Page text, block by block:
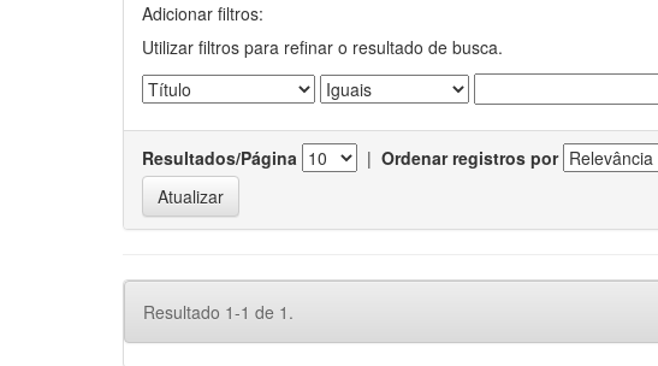
Adicionar filtros:
Utilizar filtros para refinar o resultado de busca.
Resultados/Página | Ordenar registros por
Resultado 1-1 de 1.